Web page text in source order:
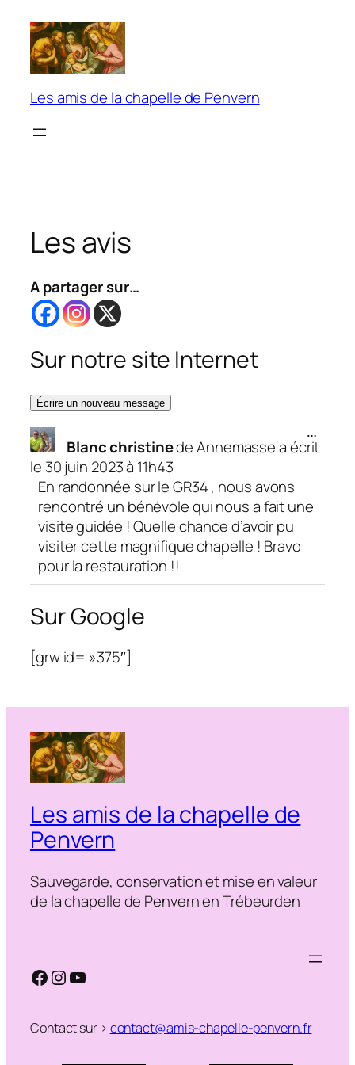
contenu
Les amis de la chapelle de Penvern
Les avis
A partager sur…
Sur notre site Internet
Blanc christinedeAnnemassea écrit
le 30 juin 2023à 11h43
En randonnée sur le GR34 , nous avons
rencontré un bénévole qui nous a fait une
visite guidée ! Quelle chance d’avoir pu
visiter cette magnifique chapelle ! Bravo
pour la restauration !!
…
cette
boîte
Sur Google
[grw id= »375″]
Les amis de la chapelle de
Penvern
Sauvegarde, conservation et mise en valeur
de la chapelle de Penvern en Trébeurden
Facebook
Instagram
YouTube
Contact sur > contact@amis-chapelle-penvern.fr